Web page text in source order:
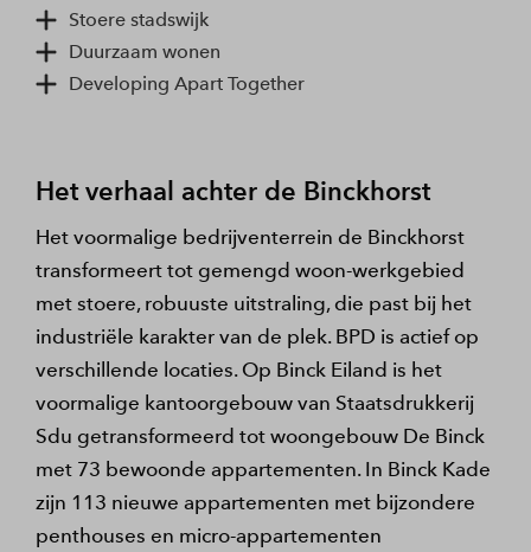
Stoere stadswijk
Duurzaam wonen
Developing Apart Together
Het verhaal achter de Binckhorst
Het voormalige bedrijventerrein de Binckhorst
transformeert tot gemengd woon-werkgebied
met stoere, robuuste uitstraling, die past bij het
industriële karakter van de plek. BPD is actief op
verschillende locaties. Op Binck Eiland is het
voormalige kantoorgebouw van Staatsdrukkerij
Sdu getransformeerd tot woongebouw De Binck
met 73 bewoonde appartementen. In Binck Kade
zijn 113 nieuwe appartementen met bijzondere
penthouses en micro-appartementen